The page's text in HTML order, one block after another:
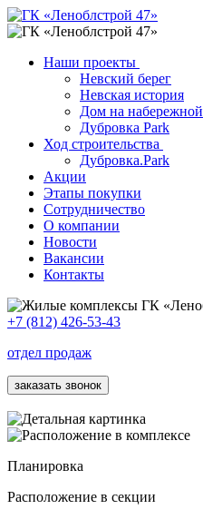
Наши проекты
Невский берег
Невская история
Дом на набережной
Дубровка Park
Ход строительства
Дубровка.Park
Акции
Этапы покупки
Сотрудничество
О компании
Новости
Вакансии
Контакты
+7 (812) 426-53-43
отдел продаж
заказать звонок
Планировка
Расположение в секции